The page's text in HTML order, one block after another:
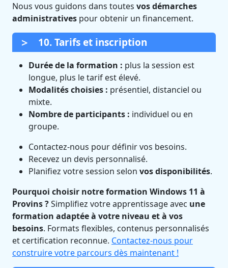
Nous vous guidons dans toutes vos démarches
administratives pour obtenir un financement.
10. Tarifs et inscription
Durée de la formation : plus la session est
longue, plus le tarif est élevé.
Modalités choisies : présentiel, distanciel ou
mixte.
Nombre de participants : individuel ou en
groupe.
Contactez-nous pour définir vos besoins.
Recevez un devis personnalisé.
Planifiez votre session selon vos disponibilités.
Pourquoi choisir notre formation Windows 11 à
Provins ?Simplifiez votre apprentissage avec une
formation adaptée à votre niveau et à vos
besoins. Formats flexibles, contenus personnalisés
et certification reconnue. Contactez-nous pour
construire votre parcours dès maintenant !